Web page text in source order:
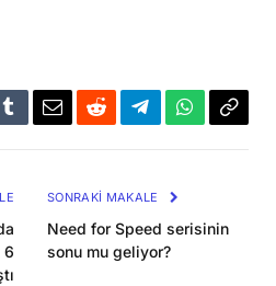
TumblrEmailRedditTelegramWhatsApp
6
SONRAKI MAKALE
Need for Speed serisinin
sonu mu geliyor?